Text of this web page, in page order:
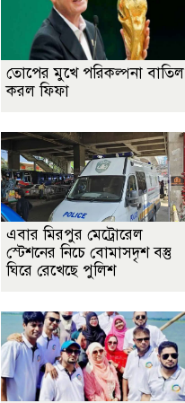
তোপের মুখে পরিকল্পনা বাতিল
করল ফিফা
এবার মিরপুর মেট্রোরেল
স্টেশনের নিচে বোমাসদৃশ বস্তু
ঘিরে রেখেছে পুলিশ